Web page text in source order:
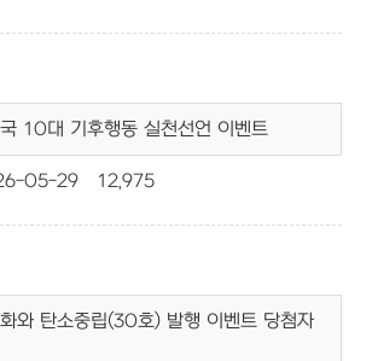
10대 기후행동 실천선언 이벤트
05-29 12,975
와 탄소중립(30호) 발행 이벤트 당첨자